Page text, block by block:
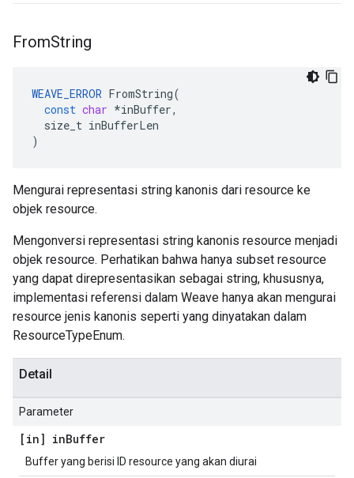
FromString
WEAVE_ERROR FromString(
const char *inBuffer,
size_t inBufferLen
)
Mengurai representasi string kanonis dari resource ke
objek resource.
Mengonversi representasi string kanonis resource menjadi
objek resource. Perhatikan bahwa hanya subset resource
yang dapat direpresentasikan sebagai string, khususnya,
implementasi referensi dalam Weave hanya akan mengurai
resource jenis kanonis seperti yang dinyatakan dalam
ResourceTypeEnum.
Detail
Parameter
[in] inBuffer
Buffer yang berisi ID resource yang akan diurai